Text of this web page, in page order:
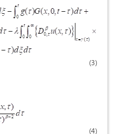
(3)
(4)